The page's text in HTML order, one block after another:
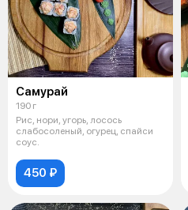
Самурай
190 г
Рис, нори, угорь, лосось
слабосоленый, огурец, спайси
соус.
450 ₽